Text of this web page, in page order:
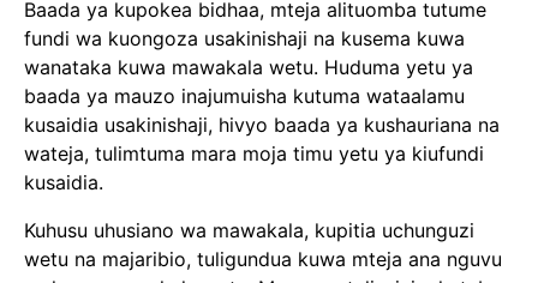
Baada ya kupokea bidhaa, mteja alituomba tutume
fundi wa kuongoza usakinishaji na kusema kuwa
wanataka kuwa mawakala wetu. Huduma yetu ya
baada ya mauzo inajumuisha kutuma wataalamu
kusaidia usakinishaji, hivyo baada ya kushauriana na
wateja, tulimtuma mara moja timu yetu ya kiufundi
kusaidia.
Kuhusu uhusiano wa mawakala, kupitia uchunguzi
wetu na majaribio, tuligundua kuwa mteja ana nguvu